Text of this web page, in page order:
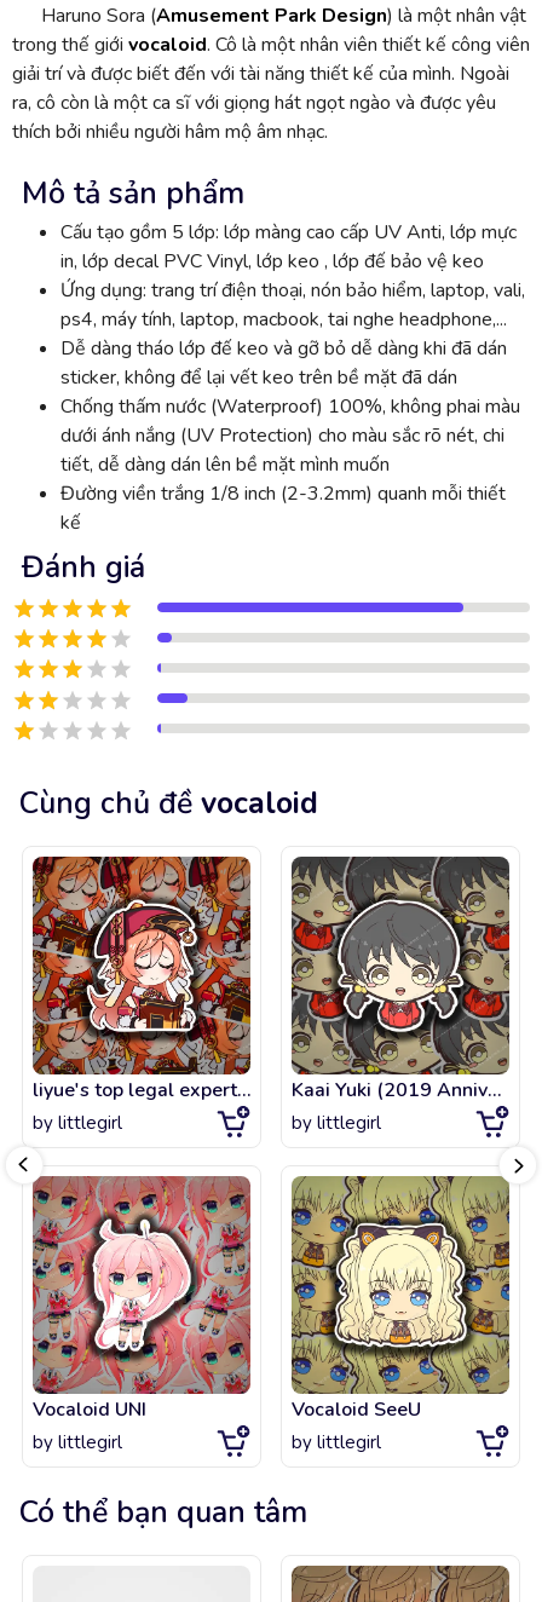
Haruno Sora (Amusement Park Design) là một nhân vật
trong thế giới vocaloid. Cô là một nhân viên thiết kế công viên
giải trí và được biết đến với tài năng thiết kế của mình. Ngoài
ra, cô còn là một ca sĩ với giọng hát ngọt ngào và được yêu
thích bởi nhiều người hâm mộ âm nhạc.
Mô tả sản phẩm
Cấu tạo gồm 5 lớp: lớp màng cao cấp UV Anti, lớp mực
in, lớp decal PVC Vinyl, lớp keo , lớp đế bảo vệ keo
Ứng dụng: trang trí điện thoại, nón bảo hiểm, laptop, vali,
ps4, máy tính, laptop, macbook, tai nghe headphone,...
Dễ dàng tháo lớp đế keo và gỡ bỏ dễ dàng khi đã dán
sticker, không để lại vết keo trên bề mặt đã dán
Chống thấm nước (Waterproof) 100%, không phai màu
dưới ánh nắng (UV Protection) cho màu sắc rõ nét, chi
tiết, dễ dàng dán lên bề mặt mình muốn
Đường viền trắng 1/8 inch (2-3.2mm) quanh mỗi thiết
kế
Đánh giá
Cùng chủ đề vocaloid
liyue's top legal expert 2
by littlegirl
Vocaloid UNI
by littlegirl
Kaai Yuki (2019 Anniversary Design)
by littlegirl
Vocaloid SeeU
by littlegirl
Có thể bạn quan tâm